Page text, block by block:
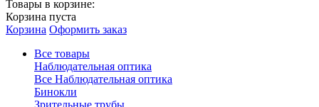
Товары в корзине:
Корзина пуста
Корзина Оформить заказ
Все товары
Наблюдательная оптика
Все Наблюдательная оптика
Бинокли
Зрительные трубы